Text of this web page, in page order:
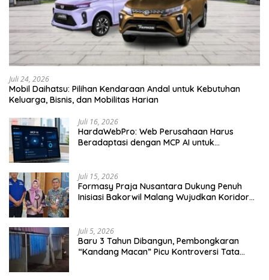
Juli 24, 2026
Mobil Daihatsu: Pilihan Kendaraan Andal untuk Kebutuhan
Keluarga, Bisnis, dan Mobilitas Harian
Juli 16, 2026
HardaWebPro: Web Perusahaan Harus
Beradaptasi dengan MCP AI untuk
Juli 15, 2026
Formasy Praja Nusantara Dukung Penuh
Inisiasi Bakorwil Malang Wujudkan Koridor
Juli 5, 2026
Baru 3 Tahun Dibangun, Pembongkaran
“Kandang Macan” Picu Kontroversi Tata